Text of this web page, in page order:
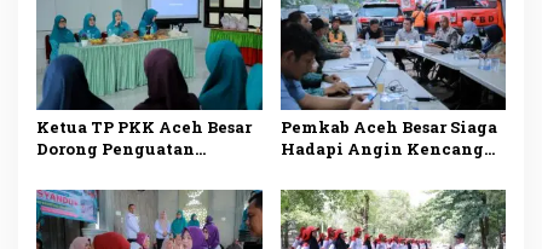
Ketua TP PKK Aceh Besar
Dorong Penguatan
Pemberdayaan Keluarga
Pemkab Aceh Besar Siaga
Hadapi Angin Kencang
Respons Bencana